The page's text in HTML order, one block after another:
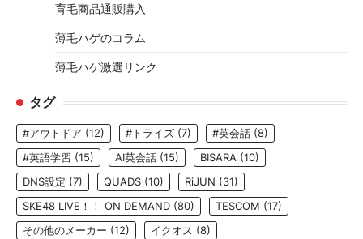
育毛商品通販購入
薄毛ハゲのコラム
薄毛ハゲ激選リンク
タグ
#アウトドア (12) #トライズ (7) #英会話 (8)
#英語学習 (15) AI英会話 (15) BISARA (10)
DNS設定 (7) QUADS (10) RiJUN (31)
SKE48 LIVE！！ ON DEMAND (80) TESCOM (17)
その他のメーカー (12) イクオス (8)